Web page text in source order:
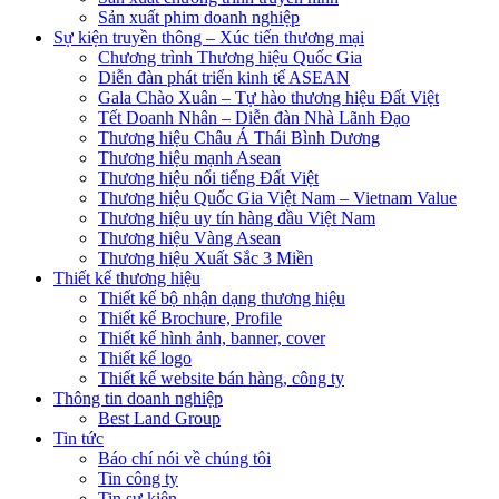
Sản xuất phim doanh nghiệp
Sự kiện truyền thông – Xúc tiến thương mại
Chương trình Thương hiệu Quốc Gia
Diễn đàn phát triển kinh tế ASEAN
Gala Chào Xuân – Tự hào thương hiệu Đất Việt
Tết Doanh Nhân – Diễn đàn Nhà Lãnh Đạo
Thương hiệu Châu Á Thái Bình Dương
Thương hiệu mạnh Asean
Thương hiệu nổi tiếng Đất Việt
Thương hiệu Quốc Gia Việt Nam – Vietnam Value
Thương hiệu uy tín hàng đầu Việt Nam
Thương hiệu Vàng Asean
Thương hiệu Xuất Sắc 3 Miền
Thiết kế thương hiệu
Thiết kế bộ nhận dạng thương hiệu
Thiết kế Brochure, Profile
Thiết kế hình ảnh, banner, cover
Thiết kế logo
Thiết kế website bán hàng, công ty
Thông tin doanh nghiệp
Best Land Group
Tin tức
Báo chí nói về chúng tôi
Tin công ty